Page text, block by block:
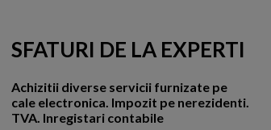
SFATURI DE LA EXPERTI
Achizitii diverse servicii furnizate pe
cale electronica. Impozit pe nerezidenti.
TVA. Inregistari contabile